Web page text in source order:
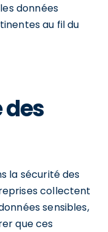
données
au fil du
la sécurité des
collectent
sensibles,
que ces